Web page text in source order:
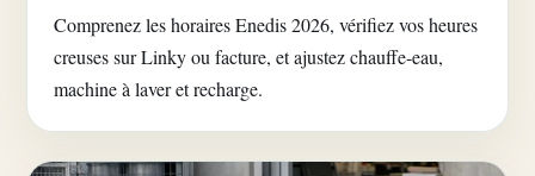
Comprenez les horaires Enedis 2026, vérifiez vos heures
creuses sur Linky ou facture, et ajustez chauffe-eau,
machine à laver et recharge.